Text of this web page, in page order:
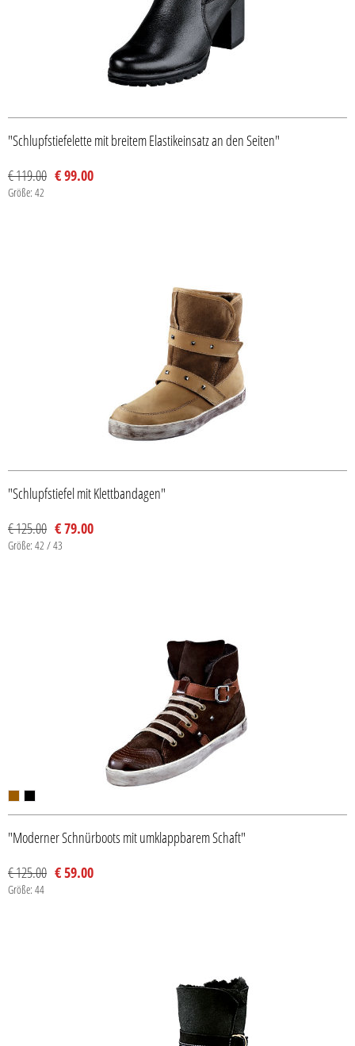
"Schlupfstiefelette mit breitem Elastikeinsatz an den Seiten"
€ 119.00 € 99.00
Größe: 42
"Schlupfstiefel mit Klettbandagen"
€ 125.00 € 79.00
Größe: 42 / 43
"Moderner Schnürboots mit umklappbarem Schaft"
€ 125.00 € 59.00
Größe: 44